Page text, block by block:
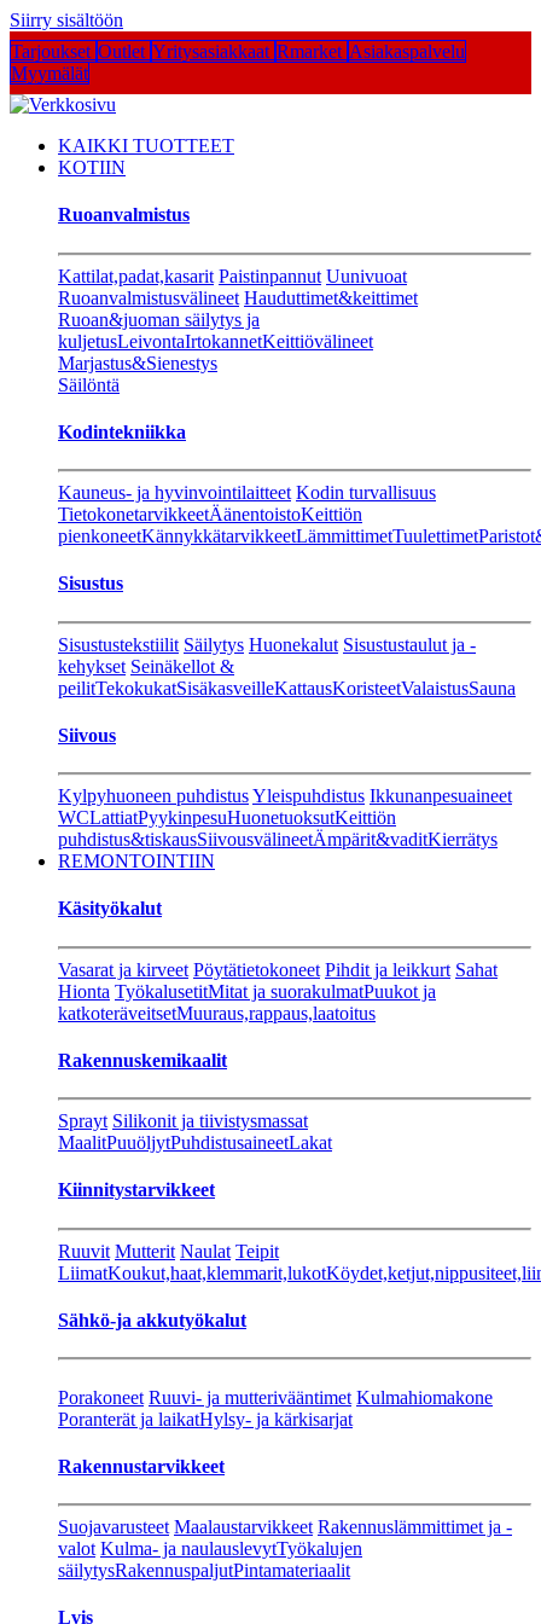
Siirry sisältöön
Tarjoukset Outlet Yritysasiakkaat Rmarket Asiakaspalvelu
Myymälät
KAIKKI TUOTTEET
KOTIIN
Ruoanvalmistus
Kattilat,padat,kasarit Paistinpannut Uunivuoat
Ruoanvalmistusvälineet Hauduttimet&keittimet
Ruoan&juoman säilytys ja
kuljetusLeivontaIrtokannetKeittiövälineet
Marjastus&Sienestys
Säilöntä
Kodintekniikka
Kauneus- ja hyvinvointilaitteet Kodin turvallisuus
TietokonetarvikkeetÄänentoistoKeittiön
pienkoneetKännykkätarvikkeetLämmittimetTuulettimet
Sisustus
Sisustustekstiilit Säilytys Huonekalut Sisustustaulut ja -
kehykset Seinäkellot &
peilitTekokukatSisäkasveilleKattausKoristeetValaistusSauna
Siivous
Kylpyhuoneen puhdistusYleispuhdistus Ikkunanpesuaineet
WCLattiatPyykinpesuHuonetuoksutKeittiön
puhdistus&tiskausSiivousvälineetÄmpärit&vaditKierrätys
REMONTOINTIIN
Käsityökalut
Vasarat ja kirveet Pöytätietokoneet Pihdit ja leikkurt Sahat
Hionta TyökalusetitMitat ja suorakulmatPuukot ja
katkoteräveitsetMuuraus,rappaus,laatoitus
Rakennuskemikaalit
Sprayt Silikonit ja tiivistysmassat
MaalitPuuöljytPuhdistusaineetLakat
Kiinnitystarvikkeet
Ruuvit Mutterit Naulat Teipit
LiimatKoukut,haat,klemmarit,lukot
Sähkö-ja akkutyökalut
Porakoneet Ruuvi- ja mutterivääntimet Kulmahiomakone
Poranterät ja laikatHylsy- ja kärkisarjat
Rakennustarvikkeet
Suojavarusteet Maalaustarvikkeet Rakennuslämmittimet ja -
valot Kulma- ja naulauslevytTyökalujen
säilytysRakennuspaljutPintamateriaalit
Lvis